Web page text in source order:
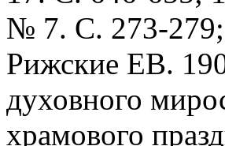
№ 7. С. 273-
Рижские ЕВ.
духовного
храмового